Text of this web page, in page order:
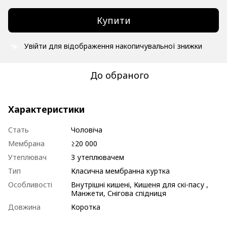
Купити
Увійти для відображення накопичувальної знижки
До обраного
Характеристики
Стать
Чоловіча
Мембрана
≥20 000
Утеплювач
З утеплювачем
Тип
Класична мембранна куртка
Особливості
Внутрішні кишені, Кишеня для скі-пасу ,
Манжети, Снігова спідниця
Довжина
Коротка